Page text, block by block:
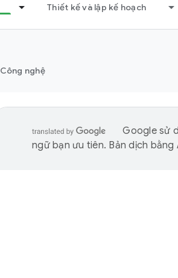
Thiết kế và lập kế hoạch
Công nghệ
Google sử
ngữ bạn ưu tiên. Bản dịch bằng